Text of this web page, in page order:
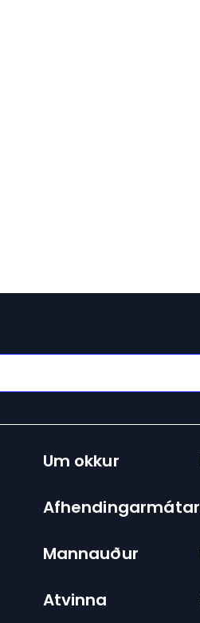
Um okkur
Afhendingarmátar
Mannauður
Atvinna